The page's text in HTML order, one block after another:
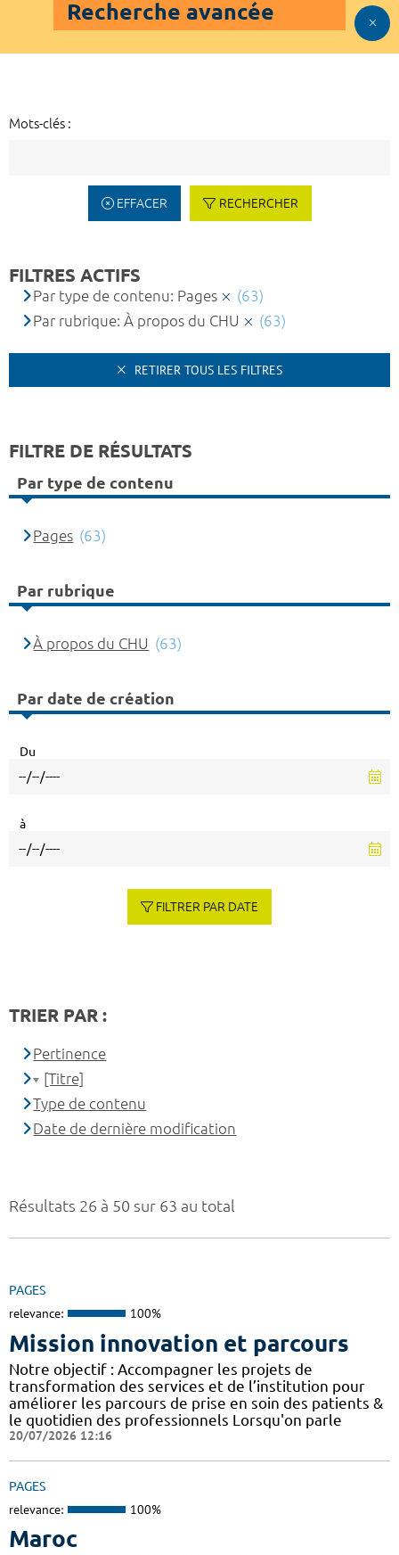
Recherche avancée
Mots-clés :
EFFACER RECHERCHER
Résultats 26 à 50 sur 63 au total
PAGES
relevance: 100%
Mission innovation et parcours
Notre objectif : Accompagner les projets de
transformation des services et de l’institution pour
améliorer les parcours de prise en soin des patients &
le quotidien des professionnels Lorsqu'on parle
20/07/2026 12:16
PAGES
relevance: 100%
Maroc
FILTRES ACTIFS
Par type de contenu: Pages
(63)
Par rubrique: À propos du CHU
(63)
RETIRER TOUS LES FILTRES
FILTRE DE RÉSULTATS
Par type de contenu
Pages (63)
Par rubrique
À propos du CHU (63)
Par date de création
Du
à
FILTRER PAR DATE
TRIER PAR :
Pertinence
[Titre]
Type de contenu
Date de dernière modification